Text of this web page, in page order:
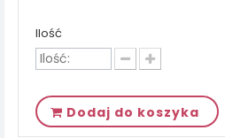
Ilość
Dodaj do koszyka